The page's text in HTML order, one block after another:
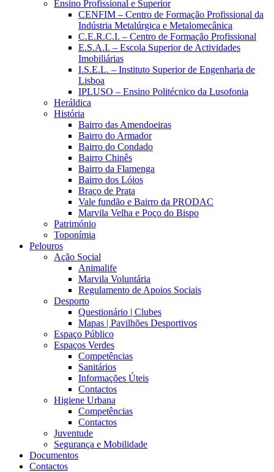
Ensino Profissional e Superior
CENFIM – Centro de Formação Profissional da
Indústria Metalúrgica e Metalomecânica
C.E.R.C.I. – Centro de Formação Profissional
E.S.A.I. – Escola Superior de Actividades
Imobiliárias
I.S.E.L. – Instituto Superior de Engenharia de
Lisboa
IPLUSO – Ensino Politécnico da Lusofonia
Heráldica
História
Bairro das Amendoeiras
Bairro do Armador
Bairro do Condado
Bairro Chinês
Bairro da Flamenga
Bairro dos Lóios
Braço de Prata
Vale fundão e Bairro da PRODAC
Marvila Velha e Poço do Bispo
Património
Toponímia
Pelouros
Ação Social
Animalife
Marvila Voluntária
Regulamento de Apoios Sociais
Desporto
Questionário | Clubes
Mapas | Pavilhões Desportivos
Espaço Público
Espaços Verdes
Competências
Sanitários
Informações Úteis
Contactos
Higiene Urbana
Competências
Contactos
Juventude
Segurança e Mobilidade
Documentos
Contactos